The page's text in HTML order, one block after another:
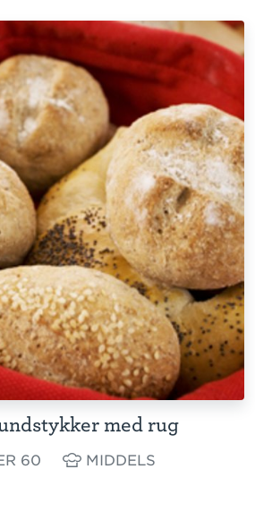
med rug
60 MIDDELS